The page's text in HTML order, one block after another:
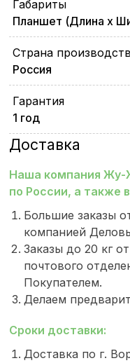
Габариты
Планшет (Длина х
Страна
Россия
Гарантия
1 год
Доставка
Наша компания Жу-
по России, а также
Большие заказы
компанией
Заказы до 20 кг
почтового
Покупателем.
Делаем
Сроки доставки:
Доставка по г.